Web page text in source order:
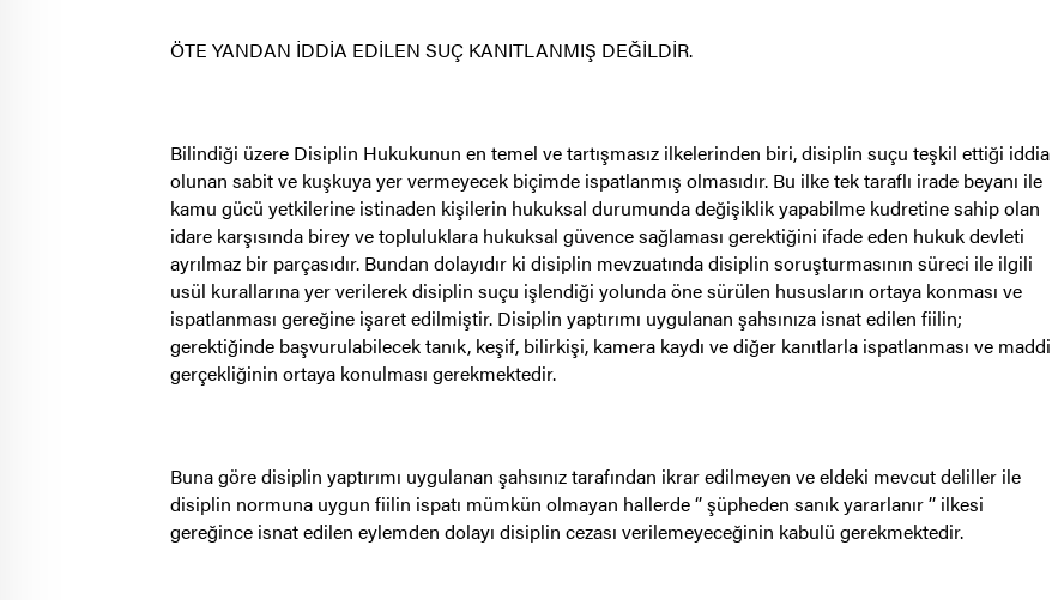
ÖTE YANDAN İDDİA EDİLEN SUÇ KANITLANMIŞ DEĞİLDİR.
Bilindiği üzere Disiplin Hukukunun en temel ve tartışmasız ilkelerinden biri, disiplin suçu teşkil ettiği iddia
olunan sabit ve kuşkuya yer vermeyecek biçimde ispatlanmış olmasıdır. Bu ilke tek taraflı irade beyanı ile
kamu gücü yetkilerine istinaden kişilerin hukuksal durumunda değişiklik yapabilme kudretine sahip olan
idare karşısında birey ve topluluklara hukuksal güvence sağlaması gerektiğini ifade eden hukuk devleti
ayrılmaz bir parçasıdır. Bundan dolayıdır ki disiplin mevzuatında disiplin soruşturmasının süreci ile ilgili
usül kurallarına yer verilerek disiplin suçu işlendiği yolunda öne sürülen hususların ortaya konması ve
ispatlanması gereğine işaret edilmiştir. Disiplin yaptırımı uygulanan şahsınıza isnat edilen fiilin;
gerektiğinde başvurulabilecek tanık, keşif, bilirkişi, kamera kaydı ve diğer kanıtlarla ispatlanması ve maddi
gerçekliğinin ortaya konulması gerekmektedir.
Buna göre disiplin yaptırımı uygulanan şahsınız tarafından ikrar edilmeyen ve eldeki mevcut deliller ile
disiplin normuna uygun fiilin ispatı mümkün olmayan hallerde ‘’ şüpheden sanık yararlanır ’’ ilkesi
gereğince isnat edilen eylemden dolayı disiplin cezası verilemeyeceğinin kabulü gerekmektedir.